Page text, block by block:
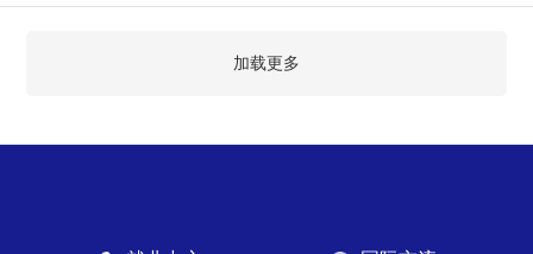
加载更多